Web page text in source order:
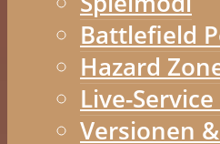
Battlefield
Hazard
Live-
Versionen